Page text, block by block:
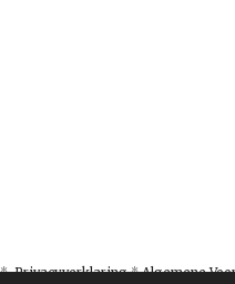
*Privacyverklaring*Algemene